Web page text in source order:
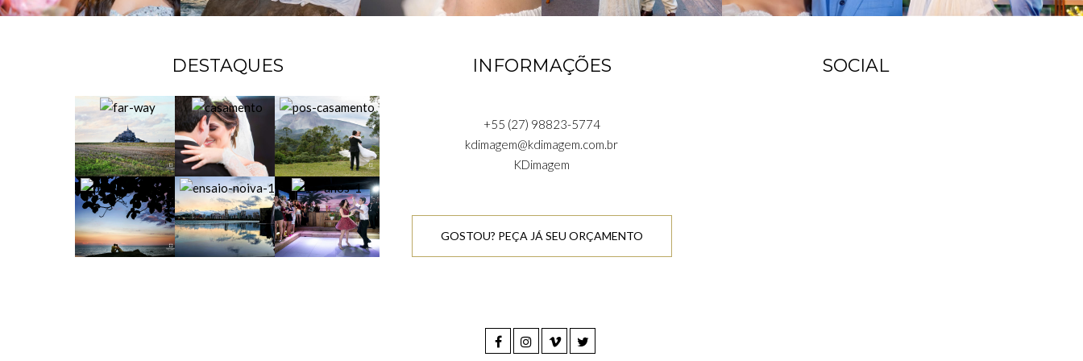
DESTAQUES INFORMAÇÕES
+55 (27) 98823-5774
kdimagem@kdimagem.com.br
KDimagem
GOSTOU? PEÇA JÁ SEU ORÇAMENTO
SOCIAL